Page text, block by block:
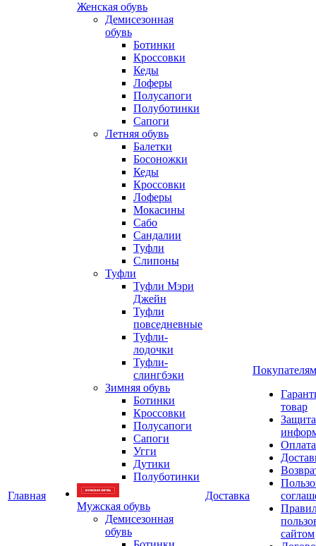
Главная
Женская обувь
Демисезонная
обувь
Ботинки
Кроссовки
Кеды
Лоферы
Полусапоги
Полуботинки
Сапоги
Летняя обувь
Балетки
Босоножки
Кеды
Кроссовки
Лоферы
Мокасины
Сабо
Сандалии
Туфли
Слипоны
Туфли
Туфли Мэри
Джейн
Туфли
повседневные
Туфли-
лодочки
Туфли-
слингбэки
Зимняя обувь
Ботинки
Кроссовки
Полусапоги
Сапоги
Угги
Дутики
Полуботинки
Мужская обувь
Демисезонная
обувь
Доставка
Покупателям
товар
Защита
Оплата
сайтом